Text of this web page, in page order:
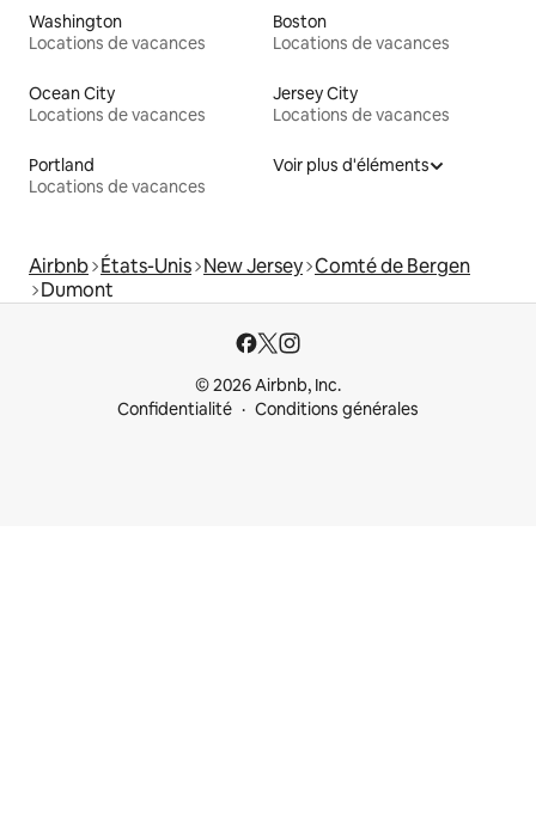
Washington
Locations de vacances
Boston
Locations de vacances
Ocean City
Locations de vacances
Jersey City
Locations de vacances
Portland
Locations de vacances
Voir plus d'éléments
Airbnb États-Unis New Jersey Comté de Bergen
Dumont
© 2026 Airbnb, Inc.
Confidentialité
Conditions générales